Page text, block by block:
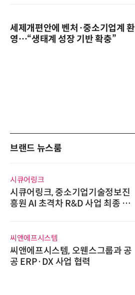
세제개편안에 벤처·중소기업계 환
영…“생태계 성장 기반 확충”
브랜드 뉴스룸
시큐어링크
시큐어링크, 중소기업기술정보진
흥원 AI 초격차 R&D 사업 최종 선
씨앤에프시스템
씨앤에프시스템, 오웬스그룹과 공
공 ERP·DX 사업 협력